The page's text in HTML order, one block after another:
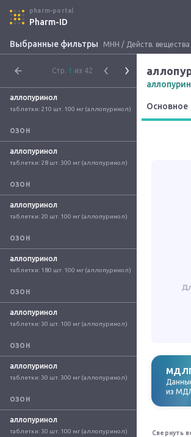
pharm-portal
Pharm-ID
Выбранные фильтры МНН / Действ. вещества
Стр. 1 из 42
аллопуринол
таблетки: 210 шт. 100 мг (аллопуринол)
ОЗОН
аллопуринол
таблетки: 28 шт. 300 мг (аллопуринол)
ОЗОН
аллопуринол
таблетки: 20 шт. 100 мг (аллопуринол)
ОЗОН
аллопуринол
таблетки: 180 шт. 100 мг (аллопуринол)
ОЗОН
аллопуринол
таблетки: 30 шт. 100 мг (аллопуринол)
ОЗОН
аллопуринол
таблетки: 30 шт. 300 мг (аллопуринол)
ОЗОН
аллопуринол
таблетки: 30 шт. 100 мг (аллопуринол)
Основное
из
Свернуть